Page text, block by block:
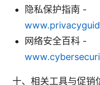
隐私保护指南 -
网络安全百科 -
十、相关工具与促销